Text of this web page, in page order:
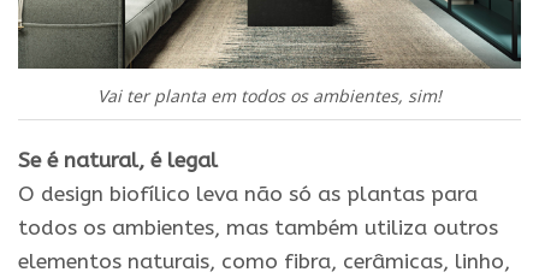
Vai ter planta em todos os ambientes, sim!
Se é natural, é legal
O design biofílico leva não só as plantas para
todos os ambientes, mas também utiliza outros
elementos naturais, como fibra, cerâmicas, linho,